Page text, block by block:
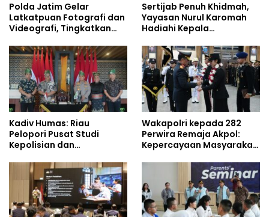
Polda Jatim Gelar
Latkatpuan Fotografi dan
Videografi, Tingkatkan
Era Digital
Sertijab Penuh Khidmah,
Yayasan Nurul Karomah
Hadiahi Kepala
Umrah
Kadiv Humas: Riau
Pelopori Pusat Studi
Kepolisian dan
Policing Masuki Babak
Wakapolri kepada 282
Perwira Remaja Akpol:
Kepercayaan Masyarakat